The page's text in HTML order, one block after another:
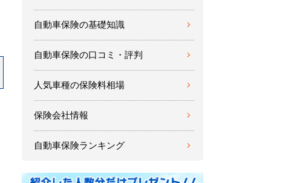
自動車保険の基礎知識
自動車保険の口コミ・評判
人気車種の保険料相場
保険会社情報
自動車保険ランキング